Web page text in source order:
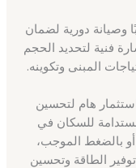
وصيانة دورية لضمان
فنية لتحديد الحجم
المبنى وتكوينه.
هام لتحسين
للسكان في
بالضغط الموجب،
الطاقة وتحسين